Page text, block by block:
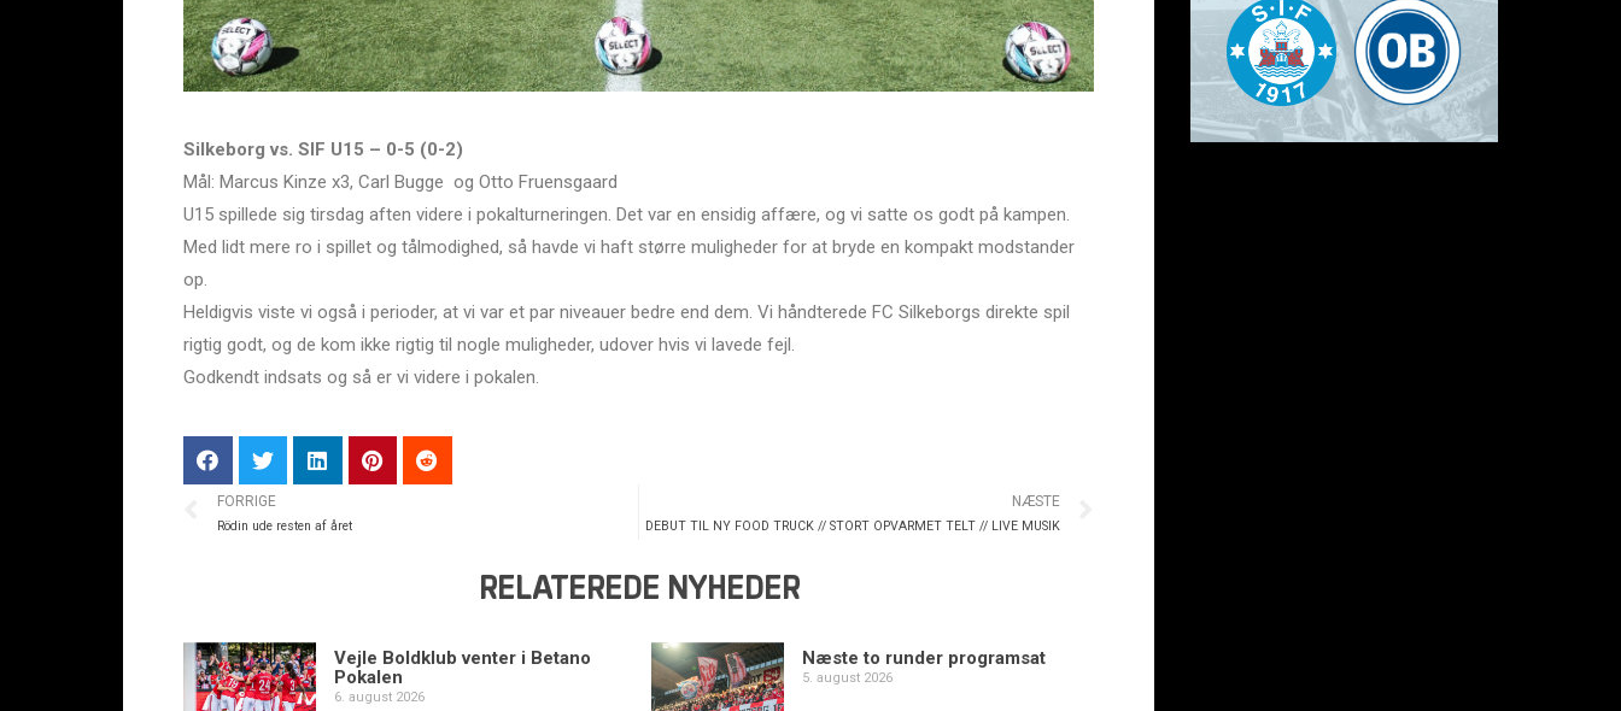
Silkeborg vs. SIF U15 – 0-5 (0-2)
Mål: Marcus Kinze x3, Carl Bugge og Otto Fruensgaard
U15 spillede sig tirsdag aften videre i pokalturneringen. Det var en ensidig affære, og vi satte os godt på kampen.
Med lidt mere ro i spillet og tålmodighed, så havde vi haft større muligheder for at bryde en kompakt modstander
op.
Heldigvis viste vi også i perioder, at vi var et par niveauer bedre end dem. Vi håndterede FC Silkeborgs direkte spil
rigtig godt, og de kom ikke rigtig til nogle muligheder, udover hvis vi lavede fejl.
Godkendt indsats og så er vi videre i pokalen.
FORRIGE
Rödin ude resten af året
NÆSTE
DEBUT TIL NY FOOD TRUCK // STORT OPVARMET TELT // LIVE MUSIK
RELATEREDE NYHEDER
Vejle Boldklub venter i Betano
Pokalen
6. august 2026
Næste to runder programsat
5. august 2026